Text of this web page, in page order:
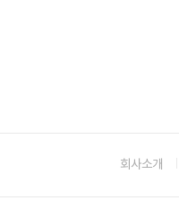
회사소개